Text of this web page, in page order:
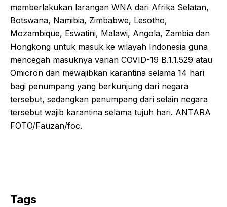
memberlakukan larangan WNA dari Afrika Selatan,
Botswana, Namibia, Zimbabwe, Lesotho,
Mozambique, Eswatini, Malawi, Angola, Zambia dan
Hongkong untuk masuk ke wilayah Indonesia guna
mencegah masuknya varian COVID-19 B.1.1.529 atau
Omicron dan mewajibkan karantina selama 14 hari
bagi penumpang yang berkunjung dari negara
tersebut, sedangkan penumpang dari selain negara
tersebut wajib karantina selama tujuh hari. ANTARA
FOTO/Fauzan/foc.
Tags